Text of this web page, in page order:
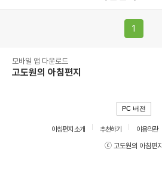
1
모바일 앱 다운로드
고도원의 아침편지
PC 버전
아침편지 소개 추천하기 이용약관
ⓒ 고도원의 아침편지